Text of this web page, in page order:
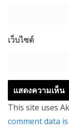
เว็บไซต์
This site uses
comment data